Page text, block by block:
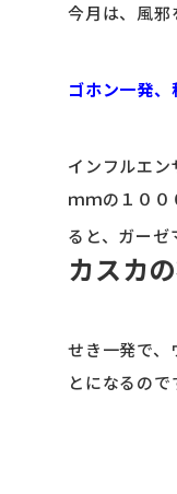
今月は、風邪
ゴホン一発、
インフルエ
ｍｍの１０
ると、ガーゼ
カスカ
せき一発で、
とになるの